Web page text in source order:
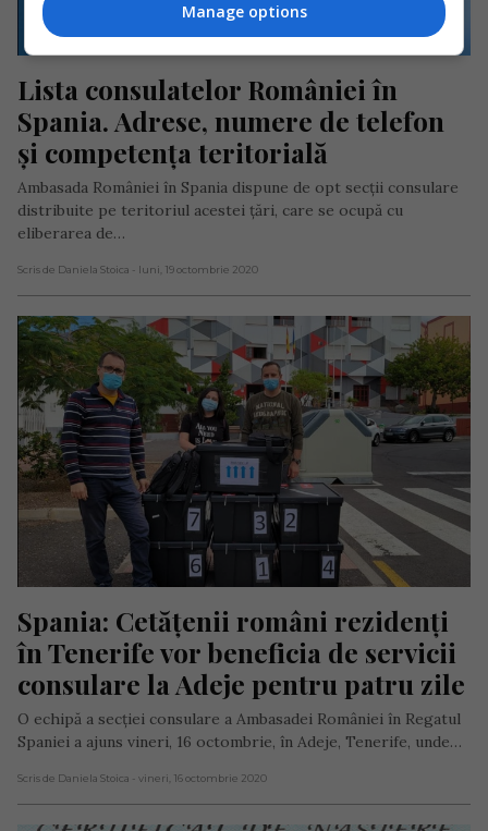
Lista consulatelor României în
Spania. Adrese, numere de telefon
și competența teritorială
Ambasada României în Spania dispune de opt secții consulare
distribuite pe teritoriul acestei țări, care se ocupă cu
eliberarea de…
Scris de Daniela Stoica - luni, 19 octombrie 2020
Spania: Cetățenii români rezidenți
în Tenerife vor beneficia de servicii
consulare la Adeje pentru patru zile
O echipă a secției consulare a Ambasadei României în Regatul
Spaniei a ajuns vineri, 16 octombrie, în Adeje, Tenerife, unde…
Scris de Daniela Stoica - vineri, 16 octombrie 2020
Manage options